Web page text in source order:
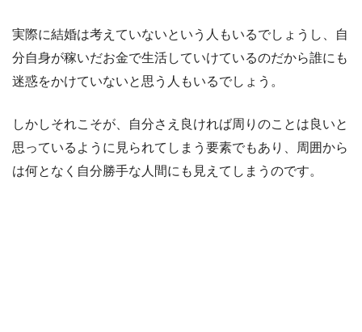
実際に結婚は考えていないという人もいるでしょうし、自
分自身が稼いだお金で生活していけているのだから誰にも
迷惑をかけていないと思う人もいるでしょう。
しかしそれこそが、自分さえ良ければ周りのことは良いと
思っているように見られてしまう要素でもあり、周囲から
は何となく自分勝手な人間にも見えてしまうのです。